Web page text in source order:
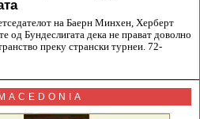
на Баерн Минхен, Херберт
од Бундеслигата дека не прават доволно
преку странски турнеи. 72-